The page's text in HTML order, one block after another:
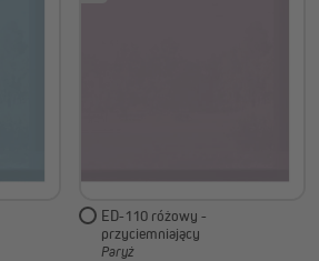
ED-110 różowy -
przyciemniający
Paryż